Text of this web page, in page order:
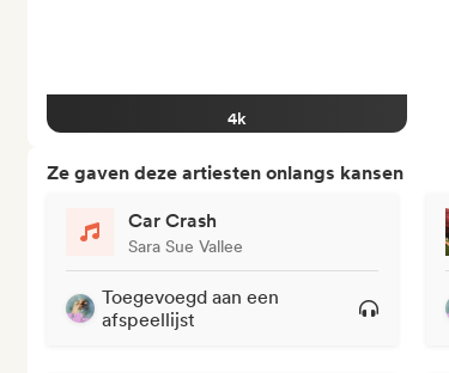
4k
Ze gaven deze artiesten onlangs kansen
Car Crash
Sara Sue Vallee
Toegevoegd aan een
afspeellijst